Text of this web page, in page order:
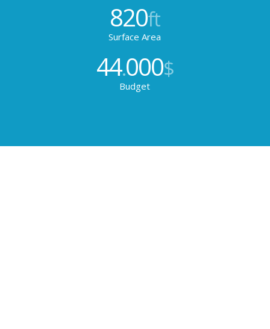
820ft
Surface Area
44.000$
Budget